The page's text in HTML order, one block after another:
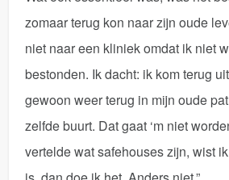
zomaar terug kon naar zijn oude
niet naar een kliniek omdat ik niet
bestonden. Ik dacht: ik kom terug
gewoon weer terug in mijn oude
zelfde buurt. Dat gaat ‘m niet
vertelde wat safehouses zijn, wist